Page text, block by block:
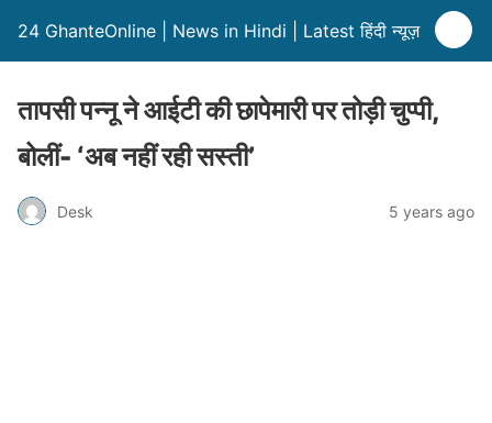
24 GhanteOnline | News in Hindi | Latest हिंदी न्यूज़
तापसी पन्नू ने आईटी की छापेमारी पर तोड़ी चुप्पी,
बोलीं- ‘अब नहीं रही सस्ती’
Desk 5 years ago